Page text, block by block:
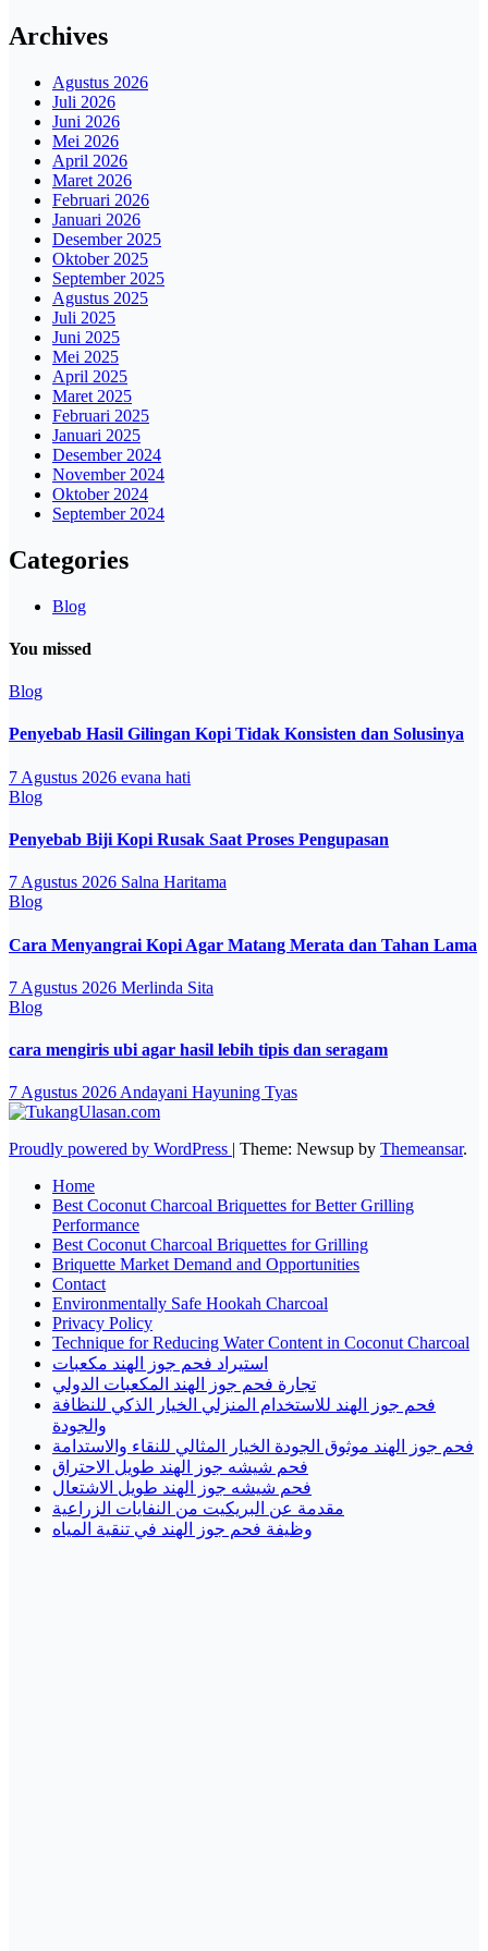
Archives
Agustus 2026
Juli 2026
Juni 2026
Mei 2026
April 2026
Maret 2026
Februari 2026
Januari 2026
Desember 2025
Oktober 2025
September 2025
Agustus 2025
Juli 2025
Juni 2025
Mei 2025
April 2025
Maret 2025
Februari 2025
Januari 2025
Desember 2024
November 2024
Oktober 2024
September 2024
Categories
Blog
You missed
Blog
Penyebab Hasil Gilingan Kopi Tidak Konsisten dan Solusinya
7 Agustus 2026 evana hati
Blog
Penyebab Biji Kopi Rusak Saat Proses Pengupasan
7 Agustus 2026 Salna Haritama
Blog
Cara Menyangrai Kopi Agar Matang Merata dan Tahan Lama
7 Agustus 2026 Merlinda Sita
Blog
cara mengiris ubi agar hasil lebih tipis dan seragam
7 Agustus 2026 Andayani Hayuning Tyas
Proudly powered by WordPress | Theme: Newsup by Themeansar.
Home
Best Coconut Charcoal Briquettes for Better Grilling
Performance
Best Coconut Charcoal Briquettes for Grilling
Briquette Market Demand and Opportunities
Contact
Environmentally Safe Hookah Charcoal
Privacy Policy
Technique for Reducing Water Content in Coconut Charcoal
استيراد فحم جوز الهند مكعبات
تجارة فحم جوز الهند المكعبات الدولي
فحم جوز الهند للاستخدام المنزلي الخيار الذكي للنظافة
والجودة
فحم جوز الهند موثوق الجودة الخيار المثالي للنقاء والاستدامة
فحم شيشه جوز الهند طويل الاحتراق
فحم شيشه جوز الهند طويل الاشتعال
مقدمة عن البريكيت من النفايات الزراعية
وظيفة فحم جوز الهند في تنقية المياه